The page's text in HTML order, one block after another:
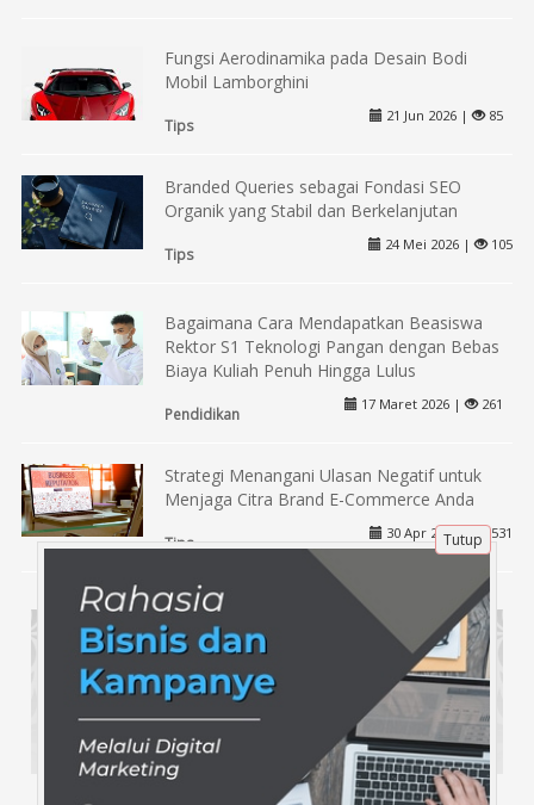
Fungsi Aerodinamika pada Desain Bodi
Mobil Lamborghini
Tips
21 Jun 2026 | 85
Branded Queries sebagai Fondasi SEO
Organik yang Stabil dan Berkelanjutan
Tips
24 Mei 2026 | 105
Bagaimana Cara Mendapatkan Beasiswa
Rektor S1 Teknologi Pangan dengan Bebas
Biaya Kuliah Penuh Hingga Lulus
Pendidikan
17 Maret 2026 | 261
Strategi Menangani Ulasan Negatif untuk
Menjaga Citra Brand E-Commerce Anda
Tips
30 Apr 2025 | 531
Tutup